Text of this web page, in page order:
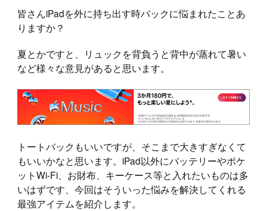
皆さんiPadを外に持ち出す時バックに悩まれたことあ
りますか？
夏とかですと、リュックを背負うと背中が蒸れて暑い
など様々な意見があると思います。
トートバックもいいですが、そこまで大きすぎなくて
もいいかなと思います。iPad以外にバッテリーやポケ
ットWi-Fi、お財布、キーケース等と入れたいものは多
いはずです、今回はそういった悩みを解決してくれる
最強アイテムを紹介します。